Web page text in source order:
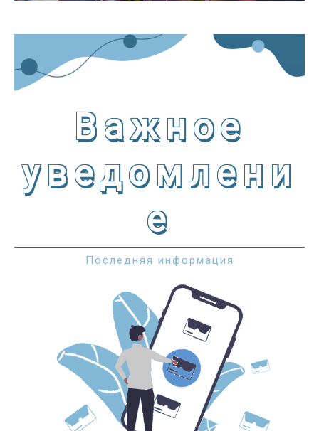
Важное
уведомлени
е
Последняя информация